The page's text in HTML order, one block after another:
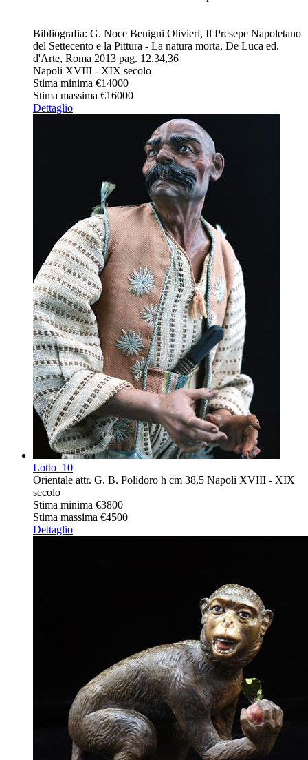
Bibliografia: G. Noce Benigni Olivieri, Il Presepe Napoletano
del Settecento e la Pittura - La natura morta, De Luca ed.
d'Arte, Roma 2013 pag. 12,34,36
Napoli XVIII - XIX secolo
Stima minima €14000
Stima massima €16000
Dettaglio
Lotto 10
Orientale attr. G. B. Polidoro h cm 38,5 Napoli XVIII - XIX
secolo
Stima minima €3800
Stima massima €4500
Dettaglio